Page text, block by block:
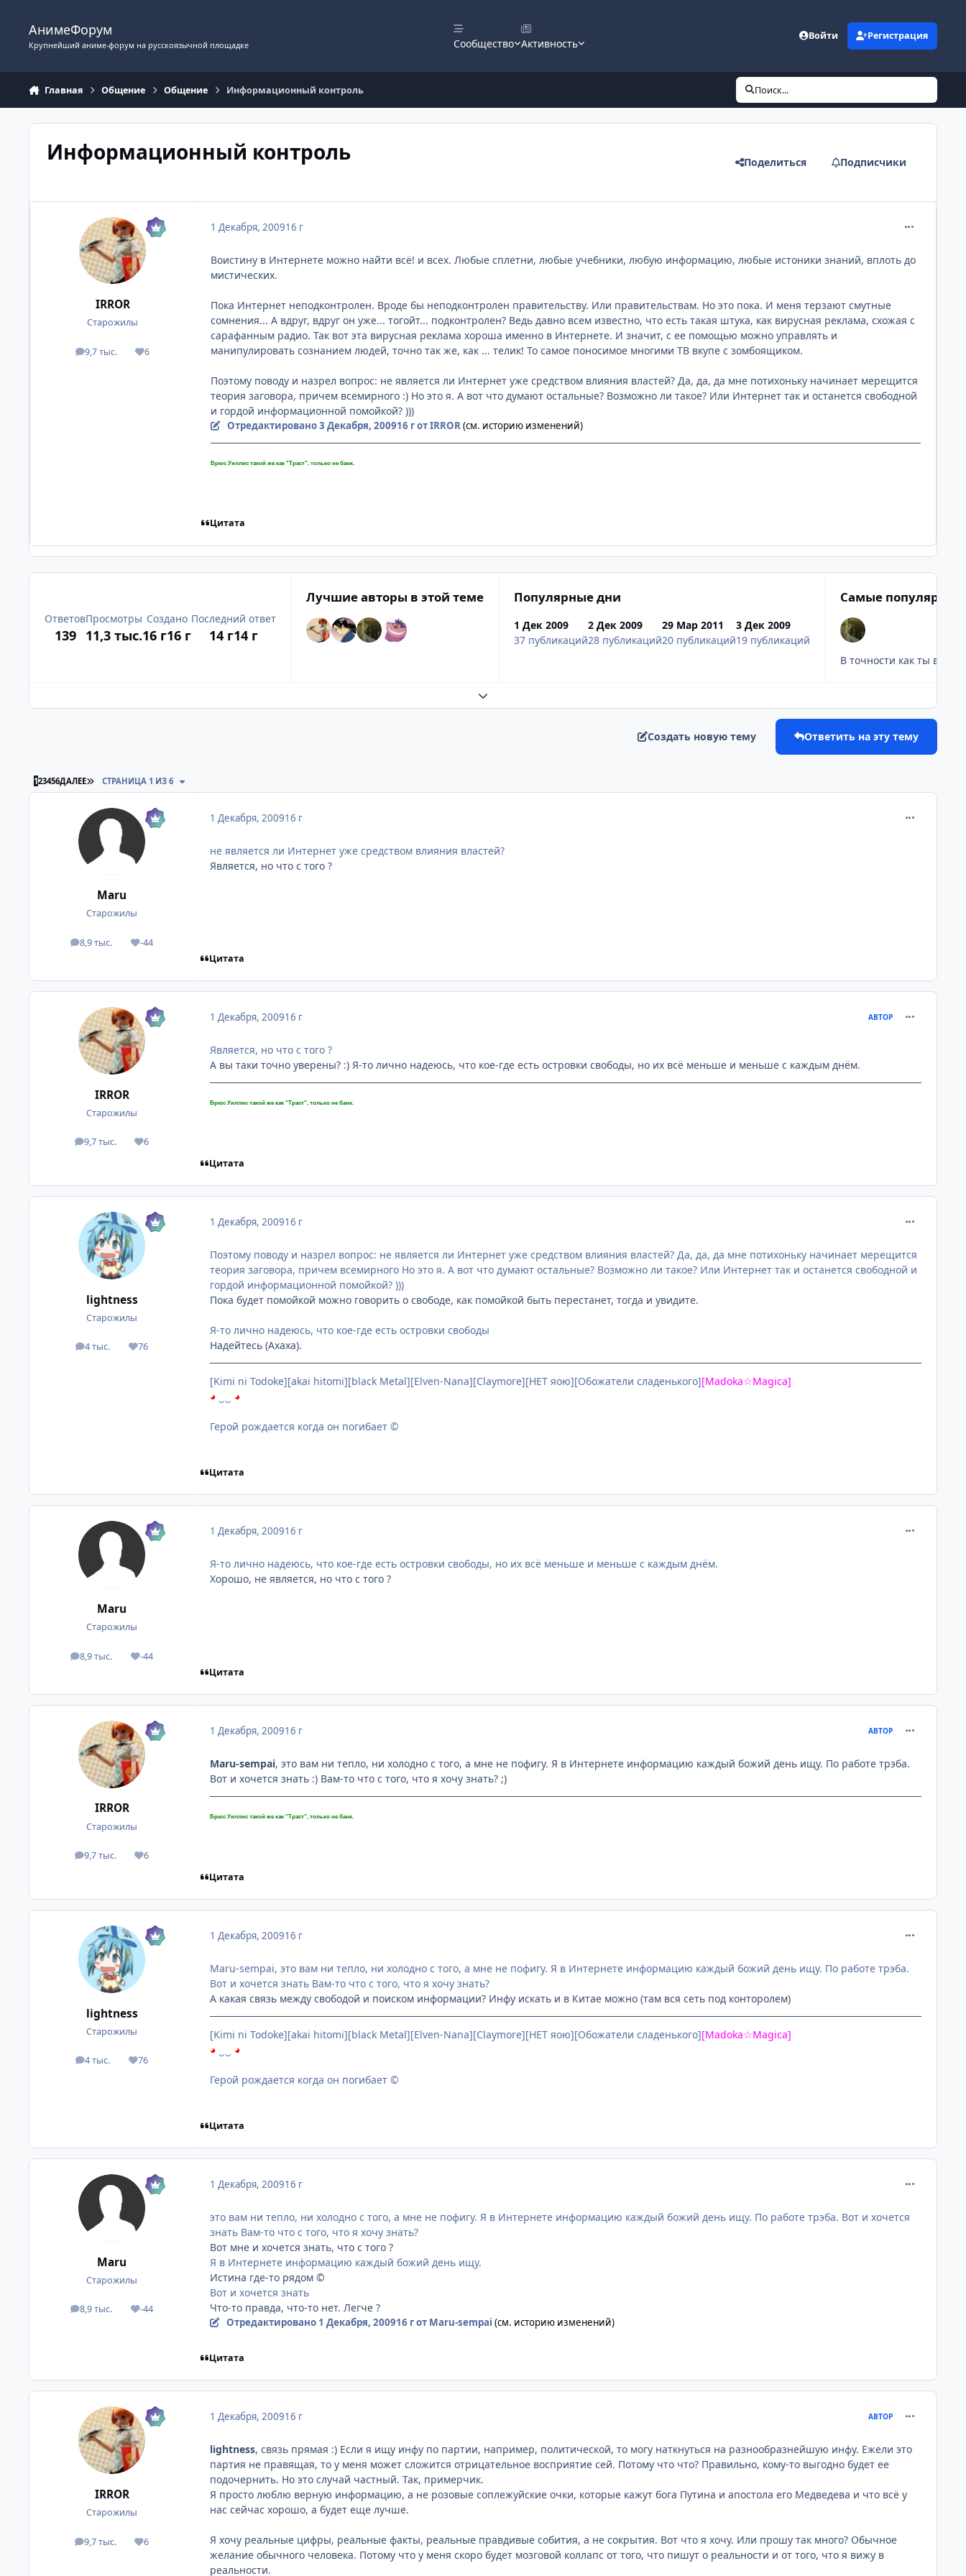
АнимеФорум
Крупнейший аниме-форум на русскоязычной площадке Сообщество Активность
Войти Регистрация
Главная Общение Общение Информационный контроль Поиск...
Информационный контроль Поделиться Подписчики
IRROR
Старожилы
9,7 тыс.
посты 6
Репутация
1 Декабря, 200916 г
Воистину в Интернете можно найти всё! и всех. Любые сплетни, любые учебники, любую информацию, любые истоники знаний, вплоть до
мистических.
Пока Интернет неподконтролен. Вроде бы неподконтролен правительству. Или правительствам. Но это пока. И меня терзают смутные
сомнения... А вдруг, вдруг он уже... тогойт... подконтролен? Ведь давно всем известно, что есть такая штука, как вирусная реклама, схожая с
сарафанным радио. Так вот эта вирусная реклама хороша именно в Интернете. И значит, с ее помощью можно управлять и
манипулировать сознанием людей, точно так же, как ... телик! То самое поносимое многими ТВ вкупе с зомбоящиком.
Поэтому поводу и назрел вопрос: не является ли Интернет уже средством влияния властей? Да, да, да мне потихоньку начинает мерещится
теория заговора, причем всемирного :) Но это я. А вот что думают остальные? Возможно ли такое? Или Интернет так и останется свободной
и гордой информационной помойкой? )))
Отредактировано3 Декабря, 200916 гот IRROR (см. историю изменений)
Брюс Уиллис такой же как "Траст", только не банк.
Цитата
Ответов
139
Просмотры
11,3 тыс.
Создано
16 г16 г
Последний ответ
14 г14 г
Лучшие авторы в этой теме Популярные дни
1 Дек 2009
37 публикаций
2 Дек 2009
28 публикаций
29 Мар 2011
20 публикаций
3 Дек 2009
19 публикаций
Самые популярные
Развернуть обзор темы
Создать новую тему Ответить на эту тему
123456ДАЛЕЕ ПОСЛЕДНЯЯ СТРАНИЦА
СТРАНИЦА 1 ИЗ 6
Mаru
Старожилы
8,9 тыс.
посты -44
Репутация
1 Декабря, 200916 г
не является ли Интернет уже средством влияния властей?
Является, но что с того ?
Цитата
IRROR
Старожилы
9,7 тыс.
посты 6
Репутация
1 Декабря, 200916 г АВТОР
Является, но что с того ?
А вы таки точно уверены? :) Я-то лично надеюсь, что кое-где есть островки свободы, но их всё меньше и меньше с каждым днём.
Брюс Уиллис такой же как "Траст", только не банк.
Цитата
lightness
Старожилы
4 тыс.
посты 76
Репутация
1 Декабря, 200916 г
Поэтому поводу и назрел вопрос: не является ли Интернет уже средством влияния властей? Да, да, да мне потихоньку начинает мерещится
теория заговора, причем всемирного Но это я. А вот что думают остальные? Возможно ли такое? Или Интернет так и останется свободной и
гордой информационной помойкой? )))
Пока будет помойкой можно говорить о свободе, как помойкой быть перестанет, тогда и увидите.
Я-то лично надеюсь, что кое-где есть островки свободы
Надейтесь (Ахаха).
[Kimi ni Todoke][akai hitomi][black Metal][Elven-Nana][Claymore][НЕТ яою][Обожатели сладенького][Madoka☆Magica]
◕
◕
Герой рождается когда он погибает ©
Цитата
Mаru
Старожилы
8,9 тыс.
посты -44
Репутация
1 Декабря, 200916 г
Я-то лично надеюсь, что кое-где есть островки свободы, но их всё меньше и меньше с каждым днём.
Хорошо, не является, но что с того ?
Цитата
IRROR
Старожилы
9,7 тыс.
посты 6
Репутация
1 Декабря, 200916 г АВТОР
Maru-sempai, это вам ни тепло, ни холодно с того, а мне не пофигу. Я в Интернете информацию каждый божий день ищу. По работе трэба.
Вот и хочется знать :) Вам-то что с того, что я хочу знать? ;)
Брюс Уиллис такой же как "Траст", только не банк.
Цитата
lightness
Старожилы
4 тыс.
посты 76
Репутация
1 Декабря, 200916 г
Maru-sempai, это вам ни тепло, ни холодно с того, а мне не пофигу. Я в Интернете информацию каждый божий день ищу. По работе трэба.
Вот и хочется знать Вам-то что с того, что я хочу знать?
А какая связь между свободой и поиском информации? Инфу искать и в Китае можно (там вся сеть под конторолем)
[Kimi ni Todoke][akai hitomi][black Metal][Elven-Nana][Claymore][НЕТ яою][Обожатели сладенького][Madoka☆Magica]
◕
◕
Герой рождается когда он погибает ©
Цитата
Mаru
Старожилы
8,9 тыс.
посты -44
Репутация
1 Декабря, 200916 г
это вам ни тепло, ни холодно с того, а мне не пофигу. Я в Интернете информацию каждый божий день ищу. По работе трэба. Вот и хочется
знать Вам-то что с того, что я хочу знать?
Вот мне и хочется знать, что с того ?
Я в Интернете информацию каждый божий день ищу.
Истина где-то рядом ©
Вот и хочется знать
Что-то правда, что-то нет. Легче ?
Отредактировано 1 Декабря, 200916 гот Maru-sempai (см. историю изменений)
Цитата
IRROR
Старожилы
9,7 тыс.
посты 6
Репутация
1 Декабря, 200916 г АВТОР
lightness, связь прямая :) Если я ищу инфу по партии, например, политической, то могу наткнуться на разнообразнейшую инфу. Ежели это
партия не правящая, то у меня может сложится отрицательное восприятие сей. Потому что что? Правильно, кому-то выгодно будет ее
подочернить. Но это случай частный. Так, примерчик.
Я просто люблю верную информацию, а не розовые соплежуйские очки, которые кажут бога Путина и апостола его Медведева и что всё у
нас сейчас хорошо, а будет еще лучше.
Я хочу реальные цифры, реальные факты, реальные правдивые собития, а не сокрытия. Вот что я хочу. Или прошу так много? Обычное
желание обычного человека. Потому что у меня скоро будет мозговой коллапс от того, что пишут о реальности и от того, что я вижу в
реальности.